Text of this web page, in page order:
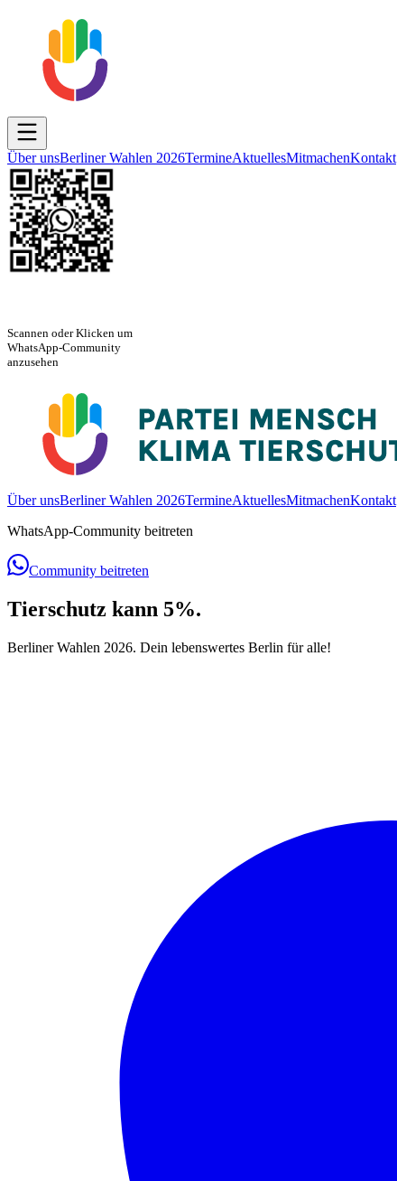
Über unsBerliner Wahlen 2026TermineAktuellesMitmachenKontakt
Scannen oder Klicken um
WhatsApp-Community
anzusehen
Über unsBerliner Wahlen 2026TermineAktuellesMitmachenKontakt
WhatsApp-Community beitreten
Community beitreten
Tierschutz kann 5%.
Berliner Wahlen 2026. Dein lebenswertes Berlin für alle!